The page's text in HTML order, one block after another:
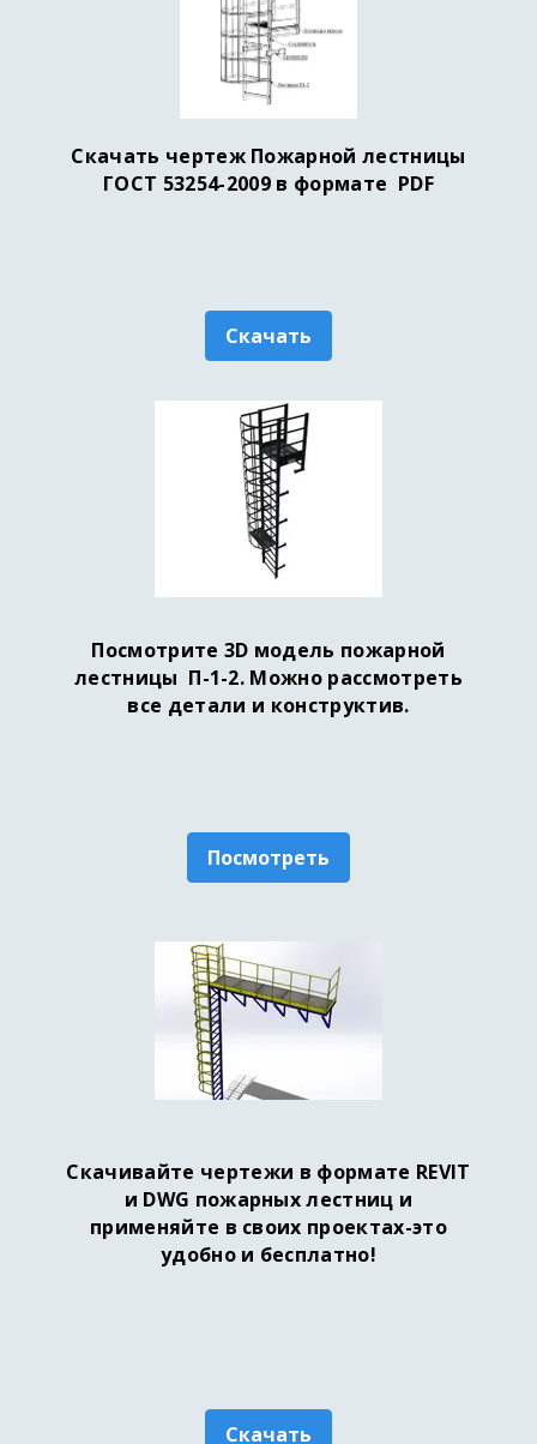
Скачать чертеж Пожарной лестницы
ГОСТ 53254-2009 в формате PDF
Скачать
Посмотрите 3D модель пожарной
лестницы П-1-2. Можно рассмотреть
все детали и конструктив.
Посмотреть
Скачивайте чертежи в формате REVIT
и DWG пожарных лестниц и
применяйте в своих проектах-это
удобно и бесплатно!
Скачать